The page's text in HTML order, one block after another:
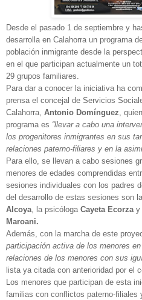
Desde el pasado 1 de septiembre y
desarrolla en Calahorra un programa
población inmigrante desde la
en el que participan actualmente un
29 grupos familiares.
Para dar a conocer la iniciativa ha
prensa el concejal de Servicios
Calahorra, Antonio Domínguez,
programa es “llevar a cabo una
los progenitores inmigrantes en sus
relaciones paterno-filiares y en la
Para ello, se llevan a cabo sesiones
menores de edades comprendidas
sesiones individuales con los padres
del desarrollo de estas sesiones son
Alcoya, la psicóloga Cayeta Ecorzay
Maroani.
Además, con la marcha de este
participación activa de los menores
relaciones de los menores con sus
lista ya citada con anterioridad por el
Los menores que participan de esta
familias con conflictos paterno-filiales